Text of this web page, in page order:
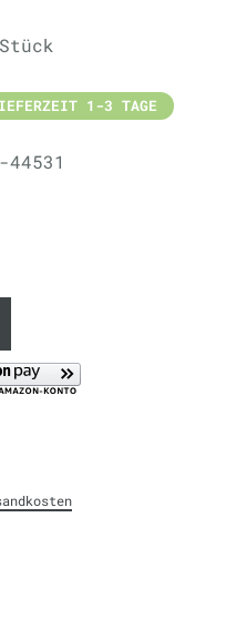
1-3 TAGE